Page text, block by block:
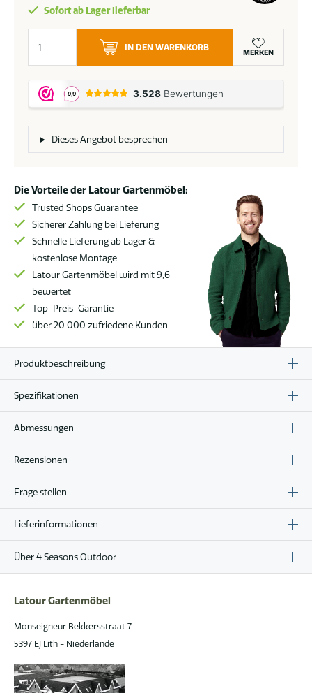
Sofort ab Lager lieferbar
Seasons
Boaz
Lounge-
terre
mit
Keramikplatte
Ø
60
cm
(H35)
Menge
IN DEN WARENKORB
MERKEN
Dieses Angebot besprechen
Die Vorteile der Latour Gartenmöbel:
Trusted Shops Guarantee
Sicherer Zahlung bei Lieferung
Schnelle Lieferung ab Lager &
kostenlose Montage
Latour Gartenmöbel wird mit 9,6
bewertet
Top-Preis-Garantie
über 20.000 zufriedene Kunden
Produktbeschreibung
Spezifikationen
Abmessungen
Rezensionen
Frage stellen
Lieferinformationen
Über 4 Seasons Outdoor
Latour Gartenmöbel
Monseigneur Bekkersstraat 7
5397 EJ Lith - Niederlande